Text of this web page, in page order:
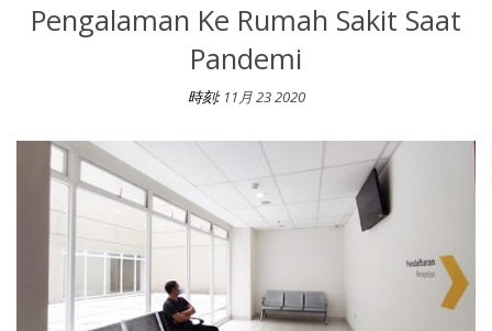
Pengalaman Ke Rumah Sakit Saat
Pandemi
時刻: 11月 23 2020
Pengalaman Ke Rumah Sakit Saat Pandemi